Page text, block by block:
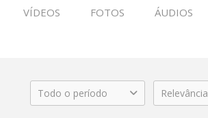
VÍDEOS FOTOS ÁUDIOS
Todo o período Relevância